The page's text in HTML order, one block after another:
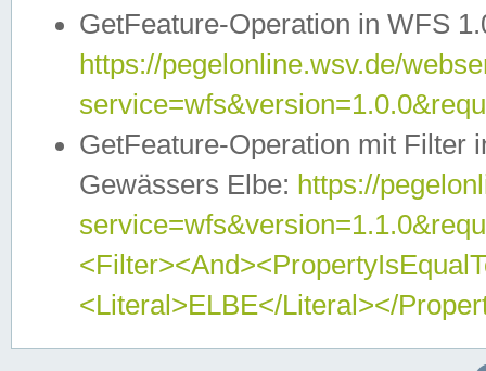
GetFeature-Operation in WFS
https://pegelonline.wsv.de/
GetFeature-Operation mit Filter
Gewässers Elbe: https://
<Literal>ELBE</Literal></